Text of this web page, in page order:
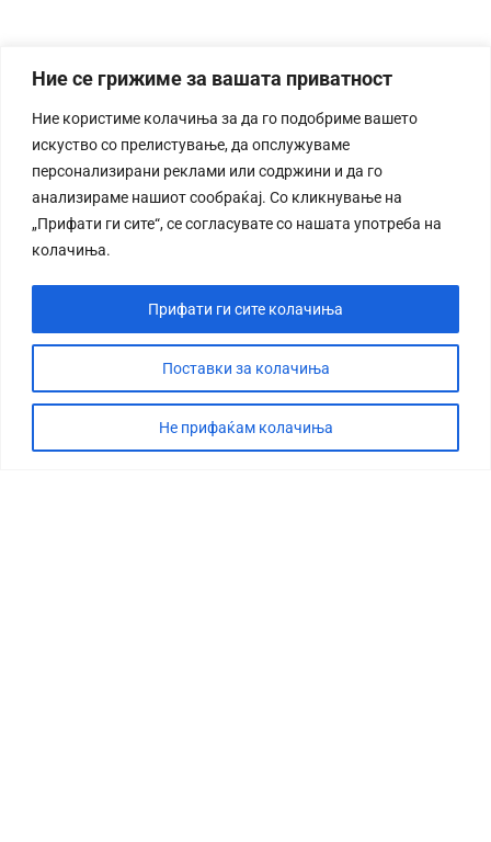
Ние се грижиме за вашата приватност
Ние користиме колачиња за да го подобриме вашето
искуство со прелистување, да опслужуваме
персонализирани реклами или содржини и да го
анализираме нашиот сообраќај. Со кликнување на
„Прифати ги сите“, се согласувате со нашата употреба на
колачиња.
Поставки за колачиња
Не прифаќам колачиња
Прифати ги сите колачиња